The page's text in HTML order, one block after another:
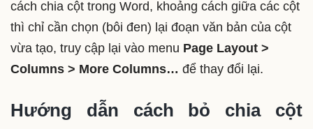
cách chia cột trong Word, khoảng cách giữa các cột
thì chỉ cần chọn (bôi đen) lại đoạn văn bản của cột
vừa tạo, truy cập lại vào menu Page Layout >
Columns > More Columns… để thay đổi lại.
Hướng dẫn cách bỏ chia cột